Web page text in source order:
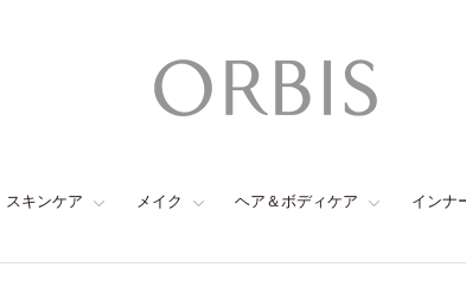
スキンケア メイク ヘア＆ボディケア インナ